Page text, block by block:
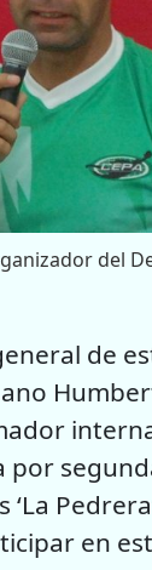
del
de
en